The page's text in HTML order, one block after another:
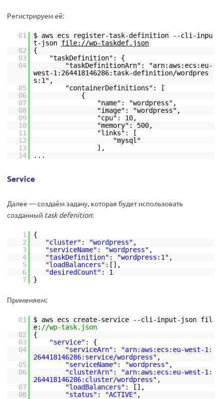
Регистрируем её:
01
$ aws ecs register-task-definition --cli-inpu
t-json file://wp-taskdef.json
02
{
03
"taskDefinition": {
04
"taskDefinitionArn": "arn:aws:ecs:eu-
west-1:264418146286:task-definition/wordpres
s:1",
05
"containerDefinitions": [
06
{
07
"name": "wordpress",
08
"image": "wordpress",
09
"cpu": 10,
10
"memory": 500,
11
"links": [
12
"mysql"
13
],
14
...
Service
Далее — создаём задачу, которая будет использовать
созданный task defenition:
1
{
2
"cluster" : "wordpress" ,
3
"serviceName" : "wordpress" ,
4
"taskDefinition" : "wordpress:1" ,
5
"loadBalancers" :[],
6
"desiredCount" : 1
7
}
Применяем:
01
$ aws ecs create-service --cli-input-json fil
e: //wp-task.json
02
{
03
"service" : {
04
"serviceArn" :
"arn:aws:ecs:eu-west-1:
264418146286:service/wordpress" ,
05
"serviceName" : "wordpress" ,
06
"clusterArn" :
"arn:aws:ecs:eu-west-1:
264418146286:cluster/wordpress" ,
07
"loadBalancers" : [],
08
"status" : "ACTIVE" ,